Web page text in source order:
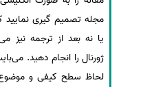
مجله تصمیم گیری نمایید
یا نه بعد از ترجمه نیز
ژورنال را انجام دهید.
لحاظ سطح کیفی و موضوع